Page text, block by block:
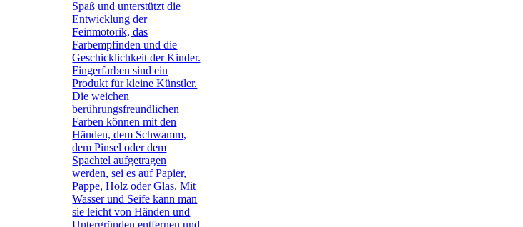
Spaß und unterstützt die
Entwicklung der
Feinmotorik, das
Farbempfinden und die
Geschicklichkeit der Kinder.
Fingerfarben sind ein
Produkt für kleine Künstler.
Die weichen
berührungsfreundlichen
Farben können mit den
Händen, dem Schwamm,
dem Pinsel oder dem
Spachtel aufgetragen
werden, sei es auf Papier,
Pappe, Holz oder Glas. Mit
Wasser und Seife kann man
sie leicht von Händen und
Untergründen entfernen und